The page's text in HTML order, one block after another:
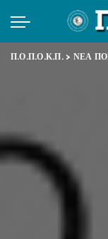
Π.Ο.Π.Ο.Κ.Π.> ΝΕΑ